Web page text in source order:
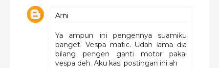
Arni
Ya ampun ini pengennya suamiku
banget. Vespa matic. Udah lama dia
bilang pengen ganti motor pakai
vespa deh. Aku kasi postingan ini ah